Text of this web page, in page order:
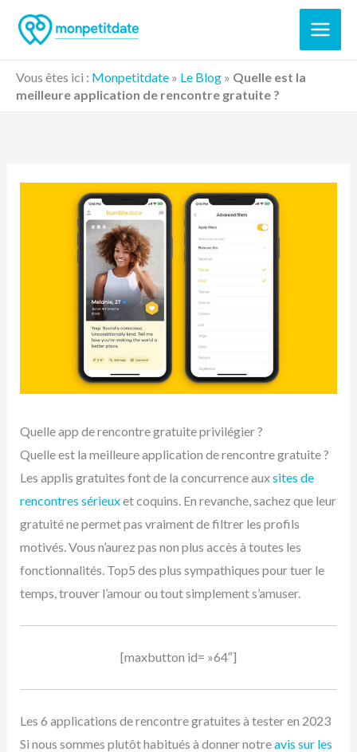
Vous êtes ici : Monpetitdate » Le Blog » Quelle est la
meilleure application de rencontre gratuite ?
Quelle app de rencontre gratuite privilégier ?
Quelle est la meilleure application de rencontre gratuite ?
Les applis gratuites font de la concurrence auxsites de
rencontres sérieuxet coquins. En revanche, sachez que leur
gratuité ne permet pas vraiment de filtrer les profils
motivés. Vous n’aurez pas non plus accès à toutes les
fonctionnalités. Top5 des plus sympathiques pour tuer le
temps, trouver l’amour ou tout simplement s’amuser.
[maxbutton id= »64″]
Les 6 applications de rencontre gratuites à tester en 2023
Si nous sommes plutôt habitués à donner notreavis sur les